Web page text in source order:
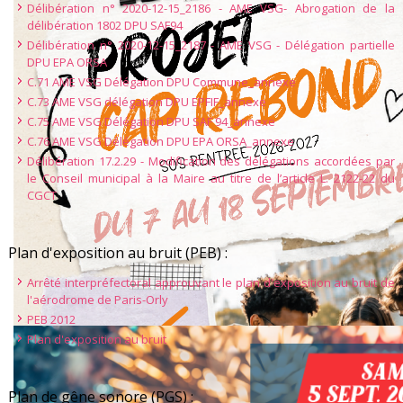
Délibération n° 2020-12-15_2186 - AME VSG- Abrogation de la
délibération 1802 DPU SAF94
Délibération n° 2020-12-15_2187 - AME VSG - Délégation partielle
DPU EPA ORSA
C.71 AME VSG Délégation DPU Commune_annexe
C.73 AME VSG délégation DPU EPFIF_annexe
C.75 AME VSG Délégation DPU SAF 94_annexe
C.76 AME VSG Délégation DPU EPA ORSA_annexe
Délibération 17.2.29 - Modification des délégations accordées par
le Conseil municipal à la Maire au titre de l’article L. 2122-22 du
CGCT
Plan d'exposition au bruit (PEB) :
Arrêté interpréfectoral approuvant le plan d'exposition au bruit de
l'aérodrome de Paris-Orly
PEB 2012
Plan d'exposition au bruit
Plan de gêne sonore (PGS) :